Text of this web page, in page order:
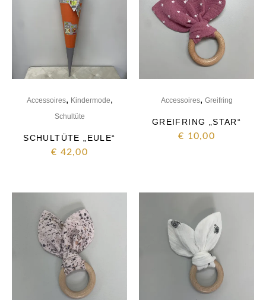
Accessoires, Kindermode,
Schultüte
SCHULTÜTE „EULE“
€ 42,00
Accessoires, Greifring
GREIFRING „STAR“
€ 10,00